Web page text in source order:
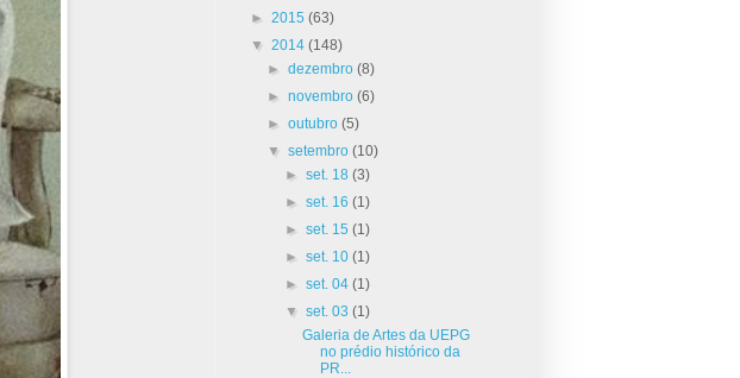
► 2015 (63)
▼ 2014 (148)
►dezembro(8)
►novembro(6)
►outubro(5)
▼setembro(10)
► set. 18 (3)
► set. 16 (1)
► set. 15 (1)
► set. 10 (1)
► set. 04 (1)
▼ set. 03 (1)
Galeria de Artes da UEPG
no prédio histórico da
PR...